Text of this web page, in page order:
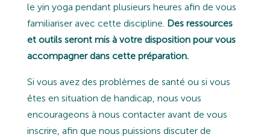
le yin yoga pendant plusieurs heures afin de vous
familiariser avec cette discipline. Des ressources
et outils seront mis à votre disposition pour vous
accompagner dans cette préparation.
Si vous avez des problèmes de santé ou si vous
êtes en situation de handicap, nous vous
encourageons à nous contacter avant de vous
inscrire, afin que nous puissions discuter de